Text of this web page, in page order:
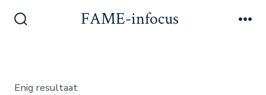
overslaan
FAME-infocus
Enig resultaat